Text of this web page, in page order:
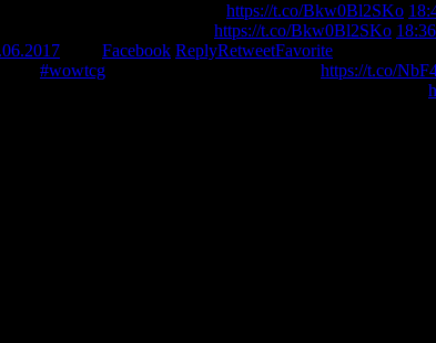
https://t.co/Bkw0Bl2SKo
https://t.co/Bkw0Bl2SKo
Facebook ReplyRetweetFavorite
#wowtcg https://t.co/
nach Las Vegas, wo er bei der NACC mitgespielt hatte -